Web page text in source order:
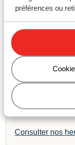
préférences ou
Envoyez-nous
.
numéro, mais les
Les heures
Du lundi au
Le samedi : de
Dimanche: fermé
Consulter nos